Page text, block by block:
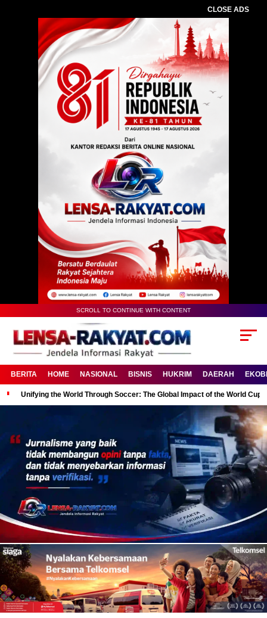
CLOSE ADS
SCROLL TO CONTINUE WITH CONTENT
BERITA HOME NASIONAL BISNIS HUKRIM DAERAH
Unifying the World Through Soccer: The Global Impact of the World Cup